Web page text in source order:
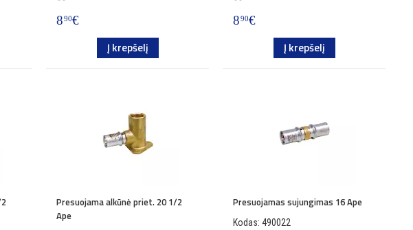
890€
Į krepšelį
890€
Į krepšelį
Presuojama alkūnė priet. 20 1/2
Ape
Presuojamas sujungimas 16 Ape
Kodas: 490022